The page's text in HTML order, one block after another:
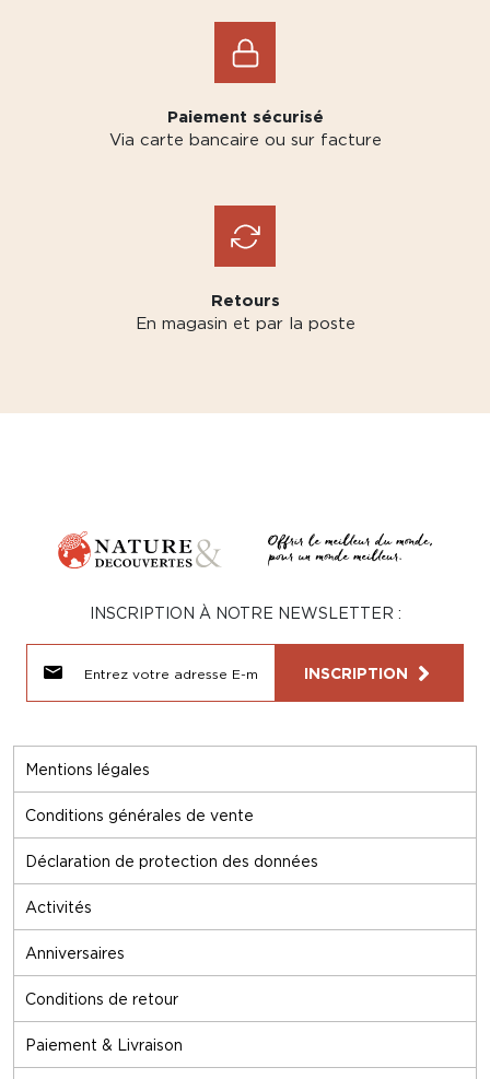
Paiement sécurisé
Via carte bancaire ou sur facture
Retours
En magasin et par la poste
Mentions légales
Conditions générales de vente
Déclaration de protection des données
Activités
Anniversaires
Conditions de retour
Paiement & Livraison
INSCRIPTION À NOTRE NEWSLETTER :
INSCRIPTION